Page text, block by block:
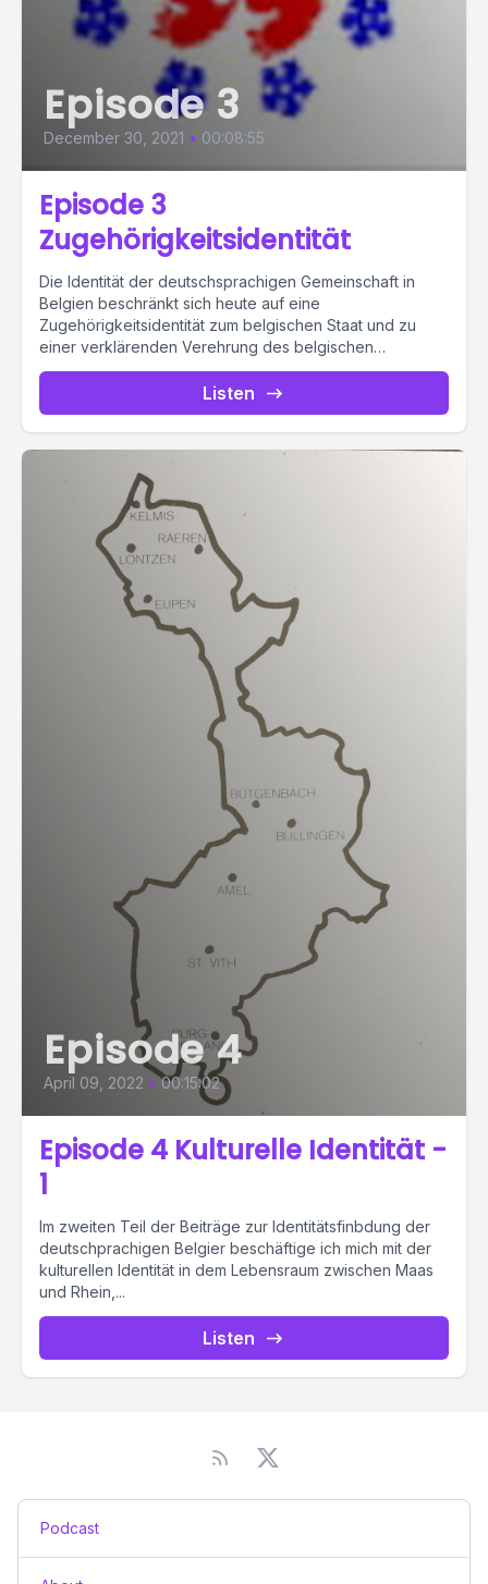
Episode 3
December 30, 2021 • 00:08:55
Episode 3
Zugehörigkeitsidentität
Die Identität der deutschsprachigen Gemeinschaft in
Belgien beschränkt sich heute auf eine
Zugehörigkeitsidentität zum belgischen Staat und zu
einer verklärenden Verehrung des belgischen
königshauses,...
Listen
Episode 4
April 09, 2022 • 00:15:02
Episode 4 Kulturelle Identität -
1
Im zweiten Teil der Beiträge zur Identitätsfinbdung der
deutschprachigen Belgier beschäftige ich mich mit der
kulturellen Identität in dem Lebensraum zwischen Maas
und Rhein,...
Listen
Podcast